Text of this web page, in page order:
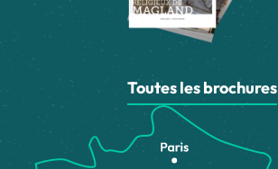
Toutes les brochures